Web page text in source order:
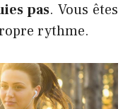
pas. Vous êtes
rythme.